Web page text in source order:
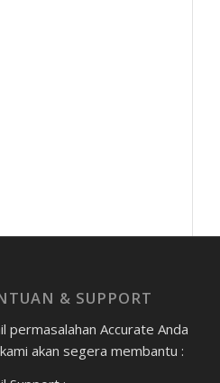
& SUPPORT
permasalahan Accurate Anda
akan segera membantu :